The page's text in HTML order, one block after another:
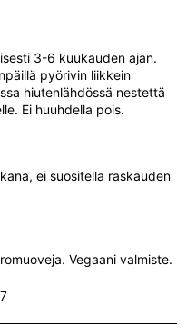
3-6 kuukauden ajan.
pyörivin liikkein
hiutenlähdössä nestettä
Ei huuhdella pois.
ei suositella raskauden
Vegaani valmiste.